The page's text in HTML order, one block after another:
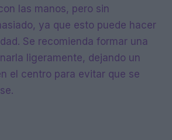
las manos, pero sin
ya que esto puede hacer
Se recomienda formar una
ligeramente, dejando un
el centro para evitar que se